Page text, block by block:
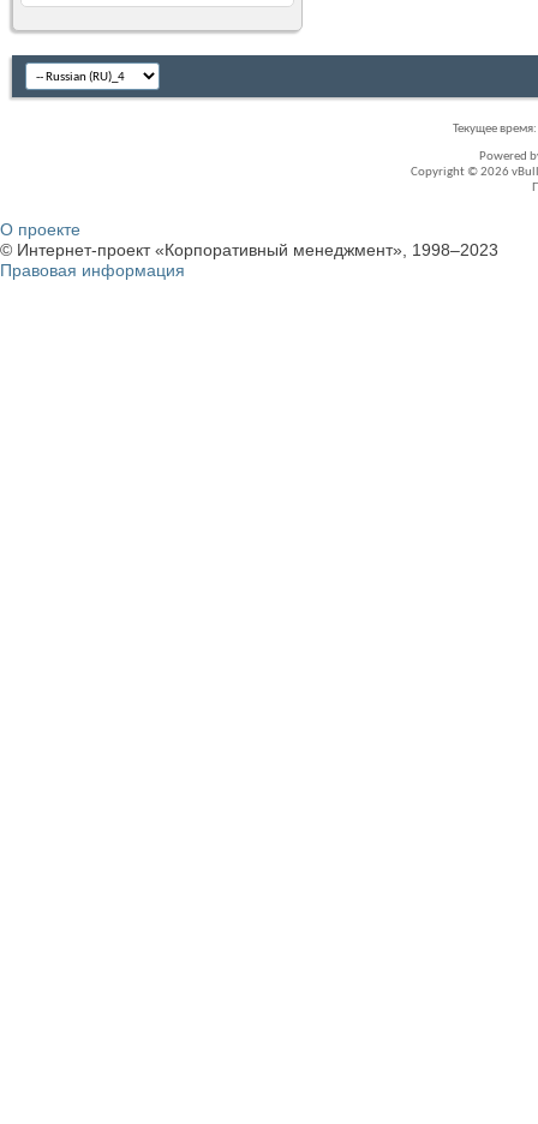
Текущее время:
Powered
Copyright © 2026
О проекте
© Интернет-проект «Корпоративный менеджмент», 1998–2023
Правовая информация